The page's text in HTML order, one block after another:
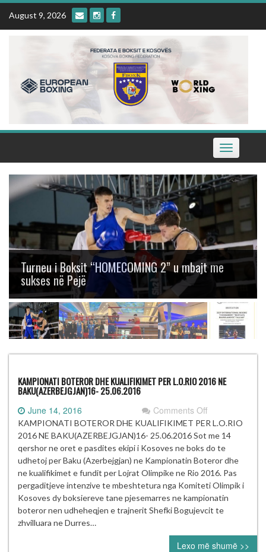
Skip
content
August 9, 2026
Toggle
navigation
Turneu i Boksit “HOMECOMING 2” u mbajt me
sukses në Pejë
KAMPIONATI BOTEROR DHE KUALIFIKIMET PER L.O.RIO 2016 NE
BAKU(AZERBEJGJAN)16- 25.06.2016
June 14, 2016 Comments Offon
KAMPIONATI
BOTEROR
DHE
KUALIFIKIMET
PER
L.O.RIO
2016
NE
25.06.2016
KAMPIONATI BOTEROR DHE KUALIFIKIMET PER L.O.RIO
2016 NE BAKU(AZERBEJGJAN)16- 25.06.2016 Sot me 14
qershor ne oret e pasdites ekipi i Kosoves ne boks do te
udhetoj per Baku (Azerbejgjan) ne Kampionatin Boteror dhe
ne kualifikimet e fundit per Lojrat Olimpike ne Rio 2016. Pas
pergaditjeve intenzive te mbeshtetura nga Komiteti Olimpik i
Kosoves dy boksiereve tane pjesemarres ne kampionatin
boteror nen udheheqjen e trajnerit Shefki Bogujevcit te
zhvilluara ne Durres…
Lexo më shumë >>